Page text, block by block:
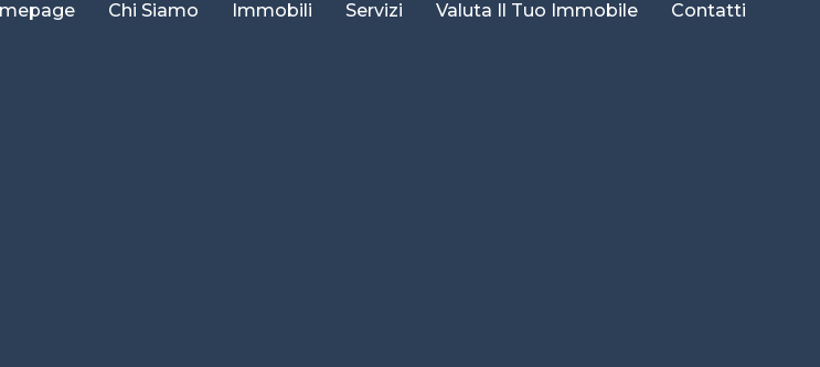
Chi Siamo Immobili Servizi Valuta Il Tuo Immobile Contatti